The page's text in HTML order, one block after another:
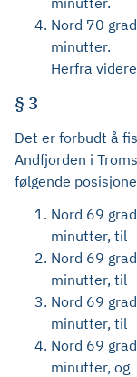
Nord 70
minutter.
Herfra
§ 3
Det er forbudt å
Andfjorden i
følgende
Nord 69
minutter, til
Nord 69
minutter, til
Nord 69
minutter, til
Nord 69
minutter, og